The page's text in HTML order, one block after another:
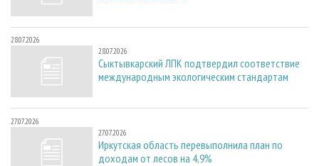
28.07.2026
28.07.2026
Сыктывкарский ЛПК подтвердил соответствие
международным экологическим стандартам
27.07.2026
27.07.2026
Иркутская область перевыполнила план по
доходам от лесов на 4,9%